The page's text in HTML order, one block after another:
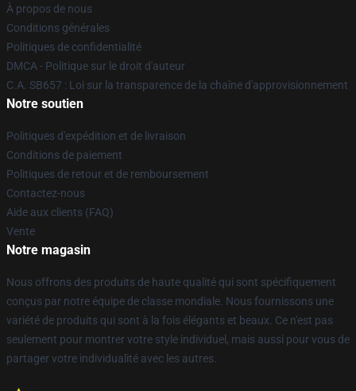
À propos de nous
Conditions générales
Politiques de confidentialité
DMCA - Politique sur le droit d'auteur
C.A. SB657 : Loi sur la transparence de la chaîne d'approvisionnement
Notre soutien
Politiques d'expédition et de livraison
Conditions de paiement
Politiques de retour et de remboursement
Contactez-nous
Aide aux clients (FAQ)
Vente
Notre magasin
Nous offrons des produits de haute qualité qui sont spécifiquement
conçus par notre équipe de classe mondiale. Nous fournissons une
variété de produits qui sont à la fois élégants et beaux. Ce n'est pas
seulement pour montrer votre style individuel, mais aussi pour vous de
partager votre individualité avec les autres.